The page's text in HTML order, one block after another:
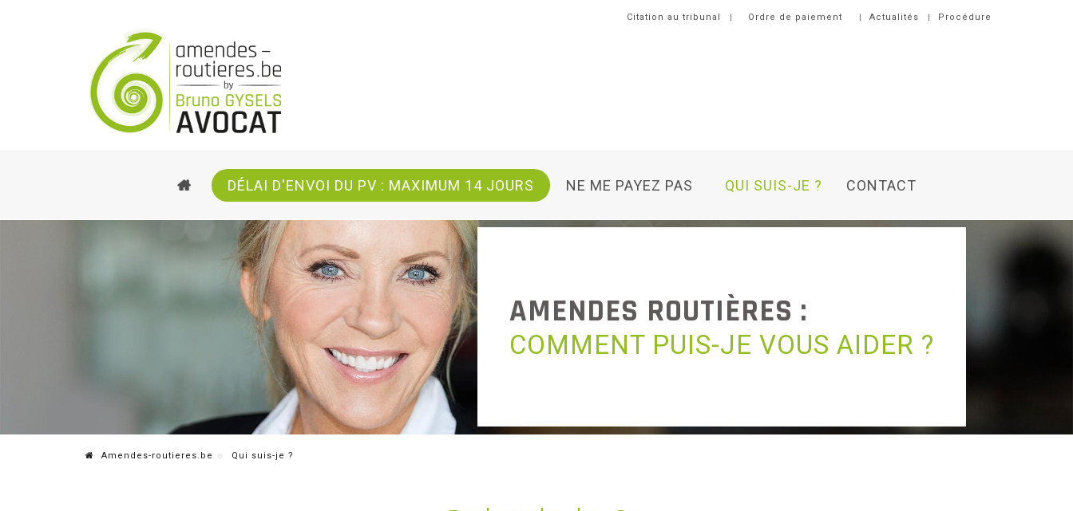
Citation au tribunal Ordre de paiement Actualités Procédure
ACCUEILDÉLAI D'ENVOI DU PV : MAXIMUM 14 JOURS NE ME PAYEZ PAS QUI SUIS-JE ? CONTACT
AMENDES ROUTIÈRES :
COMMENT PUIS-JE VOUS AIDER ?
Amendes-routieres.be Qui suis-je ?